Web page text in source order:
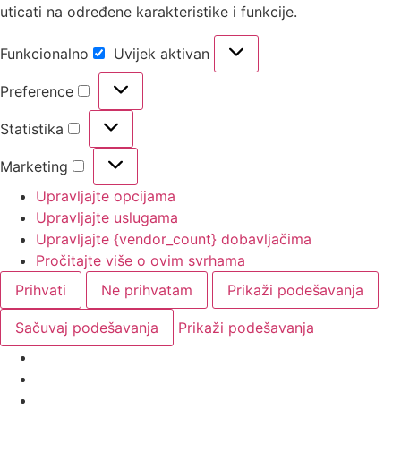
uticati na određene karakteristike i funkcije.
Funkcionalno Uvijek aktivan
Preference
Statistika
Marketing
Upravljajte opcijama
Upravljajte uslugama
Upravljajte {vendor_count} dobavljačima
Pročitajte više o ovim svrhama
Prihvati
Ne prihvatam Prikaži podešavanja
Sačuvaj podešavanja Prikaži podešavanja